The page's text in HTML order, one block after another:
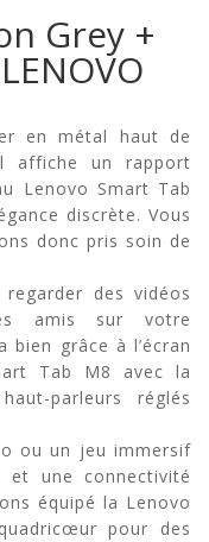
Grey +
en métal haut de
affiche un rapport
Lenovo Smart Tab
discrète. Vous
donc pris soin de
des vidéos
amis sur votre
bien grâce à l’écran
Tab M8 avec la
parleurs réglés
ou un jeu immersif
et une connectivité
équipé la Lenovo
pour des